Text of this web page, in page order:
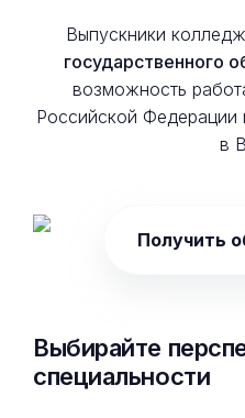
Выпускники
государственного
возможность
Российской Федерации
в
Получить
Выбирайте
специальности